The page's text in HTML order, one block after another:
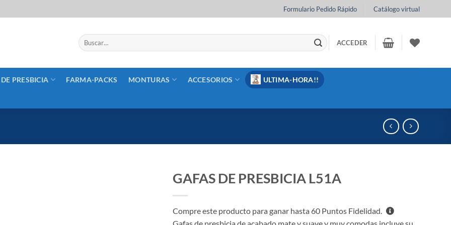
Formulario Pedido Rápido Catálogo virtual
Buscar
por:
ACCEDER
PRESBICIA FARMA-PACKS MONTURAS ACCESORIOS ULTIMA-HORA!!
GAFAS DE PRESBICIA L51A
Compre este producto para ganar hasta 60 Puntos Fidelidad.